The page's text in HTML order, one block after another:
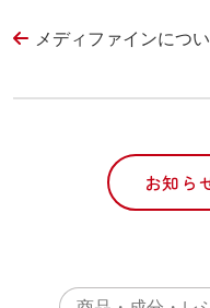
メディファインにつ
お知ら